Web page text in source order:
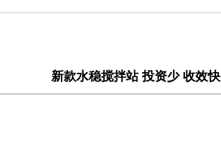
新款水稳搅拌站 投资少 收效快